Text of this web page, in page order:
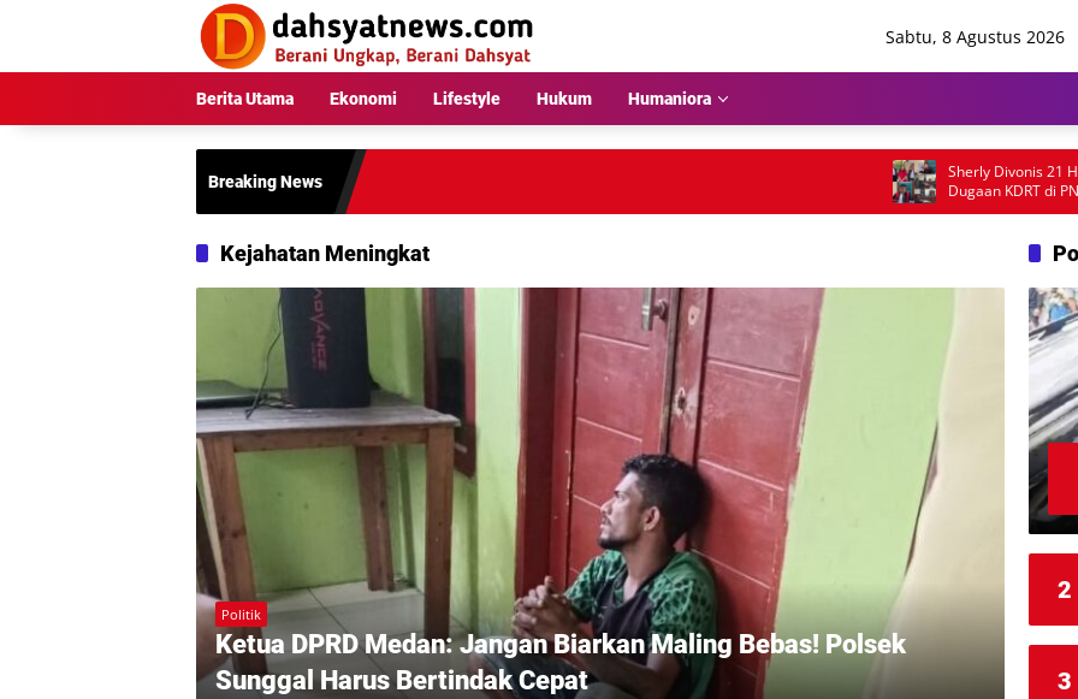
Sabtu, 8 Agustus 2026
Berita Utama Ekonomi Lifestyle Hukum Humaniora
Breaking News
Sherly Divonis 21 Hari
Dugaan KDRT di PN
Emosional dan Rencana
Kejahatan Meningkat
Politik
Ketua DPRD Medan: Jangan Biarkan Maling Bebas! Polsek
Sunggal Harus Bertindak Cepat
2
3